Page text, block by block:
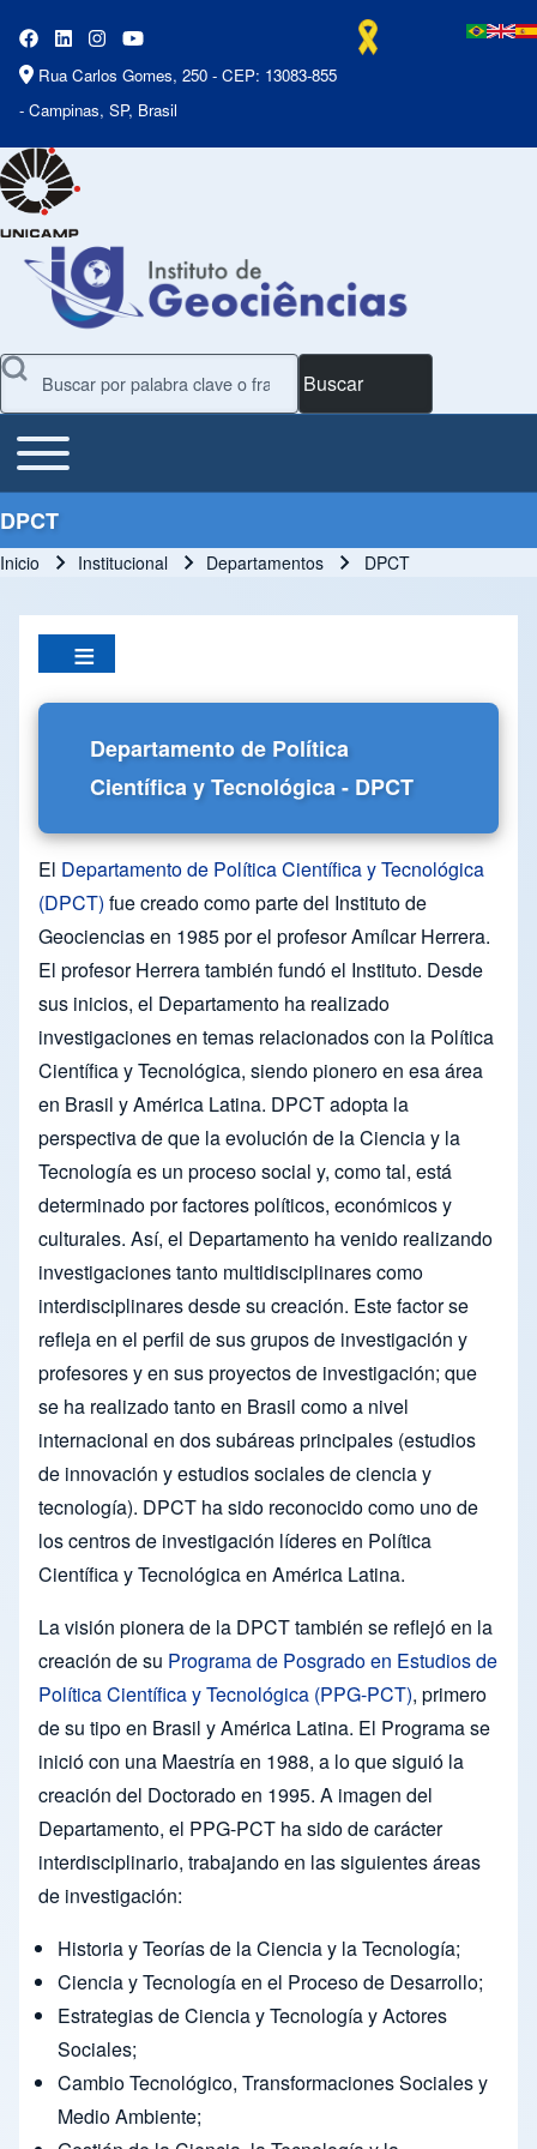
Rua Carlos Gomes, 250 - CEP: 13083-855
- Campinas, SP, Brasil
Buscar
Main Menu
Toggle main menu
DPCT
Inicio Institucional Departamentos DPCT
Departamento de Política
Científica y Tecnológica - DPCT
El Departamento de Política Científica y Tecnológica
(DPCT) fue creado como parte del Instituto de
Geociencias en 1985 por el profesor Amílcar Herrera.
El profesor Herrera también fundó el Instituto. Desde
sus inicios, el Departamento ha realizado
investigaciones en temas relacionados con la Política
Científica y Tecnológica, siendo pionero en esa área
en Brasil y América Latina. DPCT adopta la
perspectiva de que la evolución de la Ciencia y la
Tecnología es un proceso social y, como tal, está
determinado por factores políticos, económicos y
culturales. Así, el Departamento ha venido realizando
investigaciones tanto multidisciplinares como
interdisciplinares desde su creación. Este factor se
refleja en el perfil de sus grupos de investigación y
profesores y en sus proyectos de investigación; que
se ha realizado tanto en Brasil como a nivel
internacional en dos subáreas principales (estudios
de innovación y estudios sociales de ciencia y
tecnología). DPCT ha sido reconocido como uno de
los centros de investigación líderes en Política
Científica y Tecnológica en América Latina.
La visión pionera de la DPCT también se reflejó en la
creación de su Programa de Posgrado en Estudios de
Política Científica y Tecnológica (PPG-PCT), primero
de su tipo en Brasil y América Latina. El Programa se
inició con una Maestría en 1988, a lo que siguió la
creación del Doctorado en 1995. A imagen del
Departamento, el PPG-PCT ha sido de carácter
interdisciplinario, trabajando en las siguientes áreas
de investigación:
Historia y Teorías de la Ciencia y la Tecnología;
Ciencia y Tecnología en el Proceso de Desarrollo;
Estrategias de Ciencia y Tecnología y Actores
Sociales;
Cambio Tecnológico, Transformaciones Sociales y
Medio Ambiente;